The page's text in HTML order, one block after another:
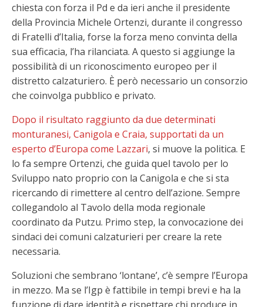
chiesta con forza il Pd e da ieri anche il presidente
della Provincia Michele Ortenzi, durante il congresso
di Fratelli d’Italia, forse la forza meno convinta della
sua efficacia, l’ha rilanciata. A questo si aggiunge la
possibilità di un riconoscimento europeo per il
distretto calzaturiero. È però necessario un consorzio
che coinvolga pubblico e privato.
Dopo il risultato raggiunto da due determinati
monturanesi, Canigola e Craia, supportati da un
esperto d’Europa come Lazzari, si muove la politica. E
lo fa sempre Ortenzi, che guida quel tavolo per lo
Sviluppo nato proprio con la Canigola e che si sta
ricercando di rimettere al centro dell’azione. Sempre
collegandolo al Tavolo della moda regionale
coordinato da Putzu. Primo step, la convocazione dei
sindaci dei comuni calzaturieri per creare la rete
necessaria.
Soluzioni che sembrano ‘lontane’, c’è sempre l’Europa
in mezzo. Ma se l’Igp è fattibile in tempi brevi e ha la